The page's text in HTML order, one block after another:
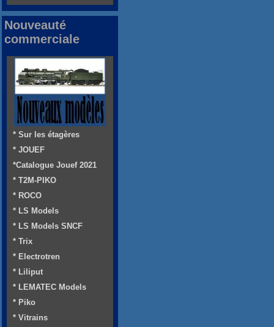
Nouveauté
commerciale
* Sur les étagères
* JOUEF
*Catalogue Jouef 2021
* T2M-PIKO
* ROCO
* LS Models
* LS Models SNCF
* Trix
* Electrotren
* Liliput
* LEMATEC Models
* Piko
* Vitrains